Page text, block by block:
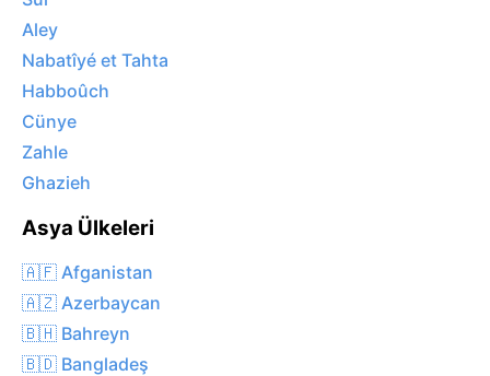
Aley
Nabatîyé et Tahta
Habboûch
Cünye
Zahle
Ghazieh
Asya Ülkeleri
🇦🇫 Afganistan
🇦🇿 Azerbaycan
🇧🇭 Bahreyn
🇧🇩 Bangladeş